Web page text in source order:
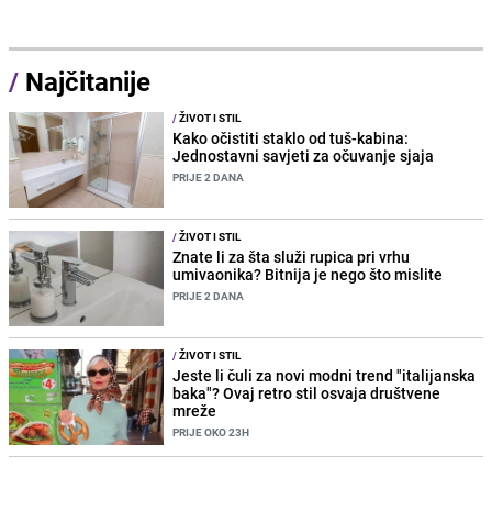
/ Najčitanije
/ŽIVOT I STIL
Kako očistiti staklo od tuš-kabina:
Jednostavni savjeti za očuvanje sjaja
PRIJE 2 DANA
/ŽIVOT I STIL
Znate li za šta služi rupica pri vrhu
umivaonika? Bitnija je nego što mislite
PRIJE 2 DANA
/ŽIVOT I STIL
Jeste li čuli za novi modni trend "italijanska
baka"? Ovaj retro stil osvaja društvene
mreže
PRIJE OKO 23H